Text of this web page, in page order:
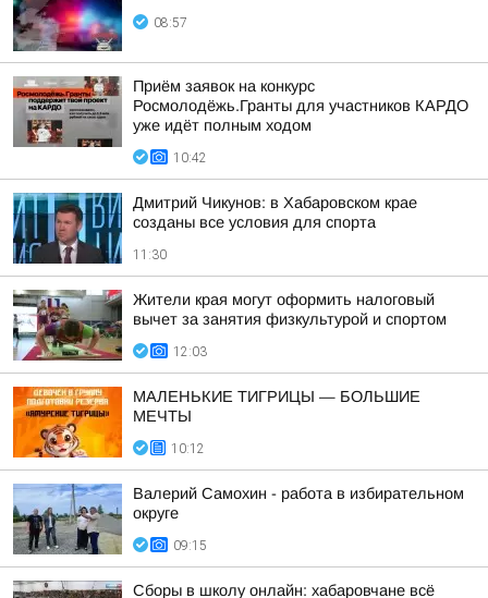
08:57
Приём заявок на конкурс
Росмолодёжь.Гранты для участников КАРДО
уже идёт полным ходом
10:42
Дмитрий Чикунов: в Хабаровском крае
созданы все условия для спорта
11:30
Жители края могут оформить налоговый
вычет за занятия физкультурой и спортом
12:03
МАЛЕНЬКИЕ ТИГРИЦЫ — БОЛЬШИЕ
МЕЧТЫ
10:12
Валерий Самохин - работа в избирательном
округе
09:15
Сборы в школу онлайн: хабаровчане всё